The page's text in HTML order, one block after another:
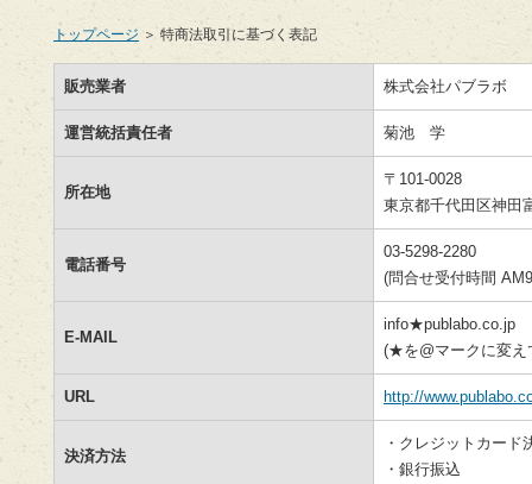
トップページ ＞ 特商法取引に基づく表記
販売業者 株式会社パブラボ
運営統括責任者 菊池 学
所在地
〒101-0028
東京都千代田区神田
電話番号
03-5298-2280
(問合せ受付時間
E-MAIL
info★publabo.co.jp
(★を@マークに変え
URL http://
決済方法
・クレジットカード
・銀行振込